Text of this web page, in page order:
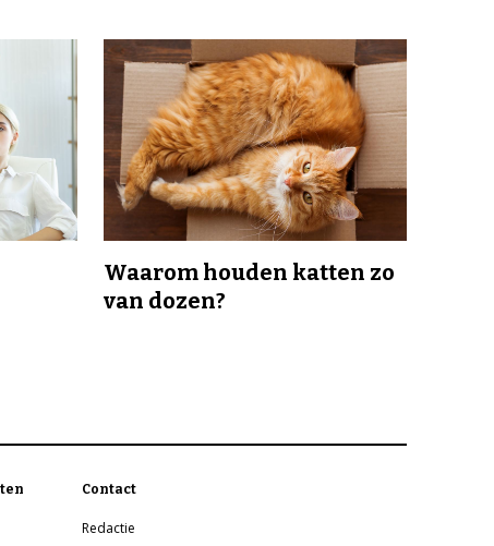
Waarom houden katten zo
van dozen?
Contact
Redactie